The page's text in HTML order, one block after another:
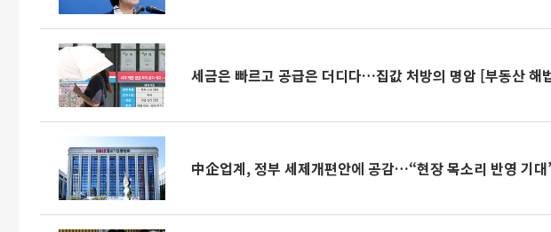
세금은 빠르고 공급은 더디다…집값 처방의 명암 [부동산 해
中企업계, 정부 세제개편안에 공감…“현장 목소리 반영 기